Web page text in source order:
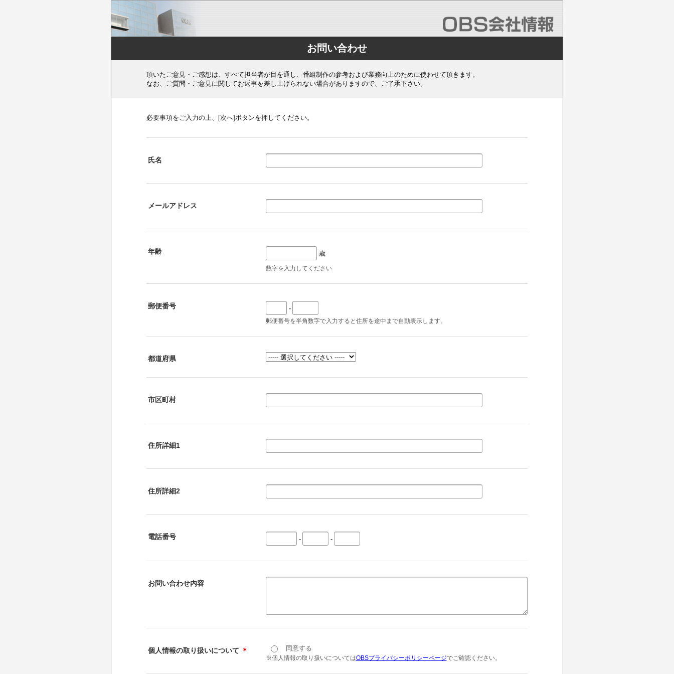
お問い合わせ
頂いたご意見・ご感想は、すべて担当者が目を通し、番組制作の参考および業務向上のために使わせて頂きます。
なお、ご質問・ご意見に関してお返事を差し上げられない場合がありますので、ご了承下さい。
必要事項をご入力の上、[次へ]ボタンを押してください。
氏名
メールアドレス
年齢 歳
数字を入力してください
郵便番号 -
郵便番号を半角数字で入力すると住所を途中まで自動表示します。
都道府県
市区町村
住所詳細1
住所詳細2
電話番号 - -
お問い合わせ内容
個人情報の取り扱いについて ＊ 同意する
※個人情報の取り扱いについてはOBSプライバシーポリシーページでご確認ください。